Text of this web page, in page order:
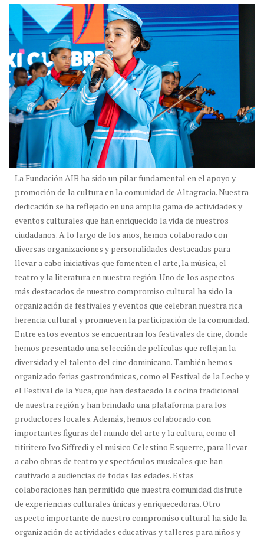
La Fundación AIB ha sido un pilar fundamental en el apoyo y
promoción de la cultura en la comunidad de Altagracia. Nuestra
dedicación se ha reflejado en una amplia gama de actividades y
eventos culturales que han enriquecido la vida de nuestros
ciudadanos. A lo largo de los años, hemos colaborado con
diversas organizaciones y personalidades destacadas para
llevar a cabo iniciativas que fomenten el arte, la música, el
teatro y la literatura en nuestra región. Uno de los aspectos
más destacados de nuestro compromiso cultural ha sido la
organización de festivales y eventos que celebran nuestra rica
herencia cultural y promueven la participación de la comunidad.
Entre estos eventos se encuentran los festivales de cine, donde
hemos presentado una selección de películas que reflejan la
diversidad y el talento del cine dominicano. También hemos
organizado ferias gastronómicas, como el Festival de la Leche y
el Festival de la Yuca, que han destacado la cocina tradicional
de nuestra región y han brindado una plataforma para los
productores locales. Además, hemos colaborado con
importantes figuras del mundo del arte y la cultura, como el
titiritero Ivo Siffredi y el músico Celestino Esquerre, para llevar
a cabo obras de teatro y espectáculos musicales que han
cautivado a audiencias de todas las edades. Estas
colaboraciones han permitido que nuestra comunidad disfrute
de experiencias culturales únicas y enriquecedoras. Otro
aspecto importante de nuestro compromiso cultural ha sido la
organización de actividades educativas y talleres para niños y